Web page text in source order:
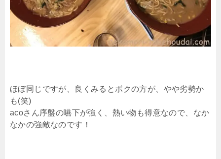
ほぼ同じですが、良くみるとボクの方が、やや劣勢か
も(笑)
acoさん序盤の嚥下が強く、熱い物も得意なので、なか
なかの強敵なのです！